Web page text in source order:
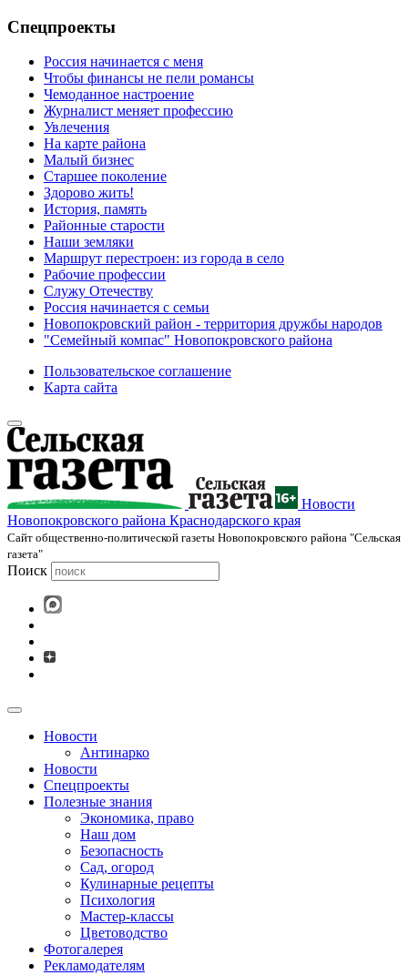
Спецпроекты
Россия начинается с меня
Чтобы финансы не пели романсы
Чемоданное настроение
Журналист меняет профессию
Увлечения
На карте района
Малый бизнес
Старшее поколение
Здорово жить!
История, память
Районные старости
Наши земляки
Маршрут перестроен: из города в село
Рабочие профессии
Служу Отечеству
Россия начинается с семьи
Новопокровский район - территория дружбы народов
"Семейный компас" Новопокровского района
Пользовательское соглашение
Карта сайта
Новости
Новопокровского района Краснодарского края
Cайт общественно-политической газеты Новопокровского района "Сельская
газета"
Поиск
Новости
Антинарко
Новости
Спецпроекты
Полезные знания
Экономика, право
Наш дом
Безопасность
Сад, огород
Кулинарные рецепты
Психология
Мастер-классы
Цветоводство
Фотогалерея
Рекламодателям